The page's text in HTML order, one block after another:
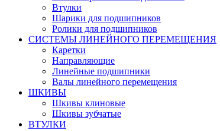
Втулки
Шарики для подшипников
Ролики для подшипников
СИСТЕМЫ ЛИНЕЙНОГО ПЕРЕМЕЩЕНИЯ
Каретки
Направляющие
Линейные подшипники
Валы линейного перемещения
ШКИВЫ
Шкивы клиновые
Шкивы зубчатые
ВТУЛКИ